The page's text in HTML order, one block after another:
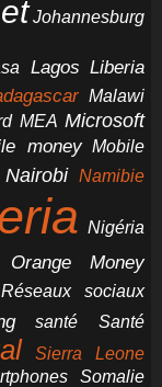
Johannesburg
Lagos Liberia
Malawi
MEA Microsoft
money Mobile
Nairobi Namibie
Nigéria
Orange Money
Réseaux sociaux
santé Santé
Sierra Leone
Somalie